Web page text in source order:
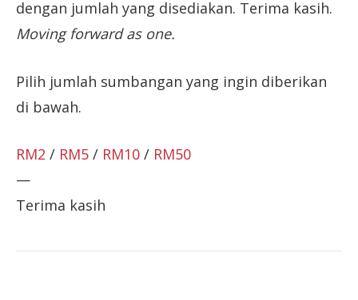
dengan jumlah yang disediakan. Terima kasih.
Moving forward as one.
Pilih jumlah sumbangan yang ingin diberikan
di bawah.
RM2 / RM5 / RM10 / RM50
—
Terima kasih